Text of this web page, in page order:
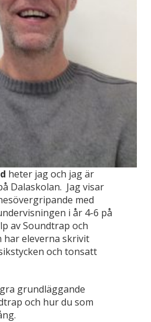
heter jag och jag är
Dalaskolan. Jag visar
med
i år 4-6 på
av Soundtrap och
har eleverna skrivit
och tonsatt
grundläggande
och hur du som